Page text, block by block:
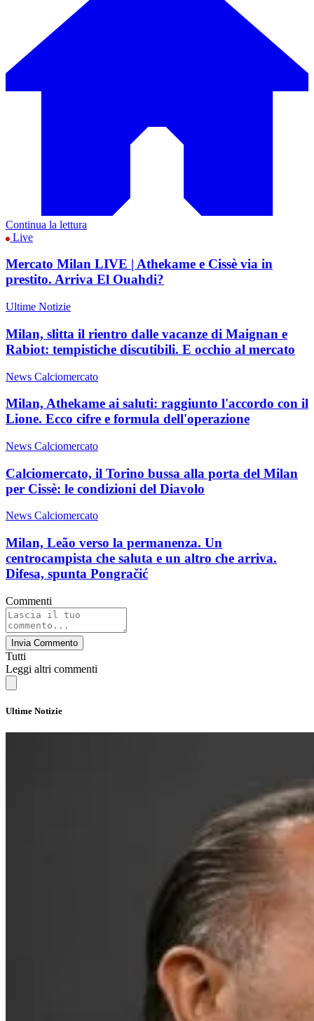
Continua la lettura
Live
Mercato Milan LIVE | Athekame e Cissè via in
prestito. Arriva El Ouahdi?
Ultime Notizie
Milan, slitta il rientro dalle vacanze di Maignan e
Rabiot: tempistiche discutibili. E occhio al mercato
News Calciomercato
Milan, Athekame ai saluti: raggiunto l'accordo con il
Lione. Ecco cifre e formula dell'operazione
News Calciomercato
Calciomercato, il Torino bussa alla porta del Milan
per Cissè: le condizioni del Diavolo
News Calciomercato
Milan, Leão verso la permanenza. Un
centrocampista che saluta e un altro che arriva.
Difesa, spunta Pongračić
Commenti
Invia Commento
Tutti
Leggi altri commenti
Ultime Notizie